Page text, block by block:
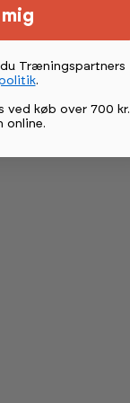
Træningspartners
.
ved køb over 700 kr.
online.